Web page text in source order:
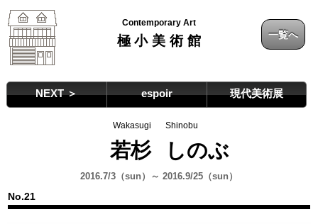
Contemporary Art
極小美術館
NEXT ＞ espoir 現代美術展
一覧へ
Wakasugi Shinobu
若杉 しのぶ
2016.7/3（sun）～ 2016.9/25（sun）
No.21